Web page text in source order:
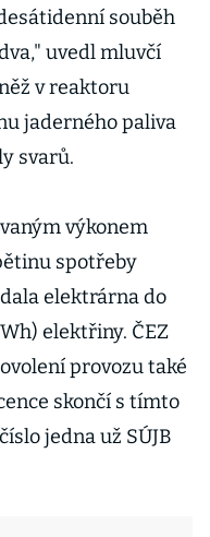
souběh
uvedl mluvčí
v reaktoru
jaderného paliva
svarů.
výkonem
spotřeby
elektrárna do
elektřiny. ČEZ
provozu také
skončí s tímto
jedna už SÚJB